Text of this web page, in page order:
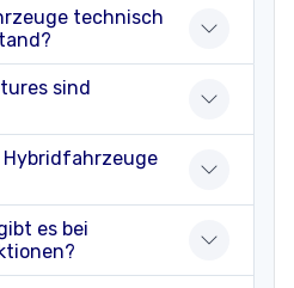
technisch
sind
Hybridfahrzeuge
es bei